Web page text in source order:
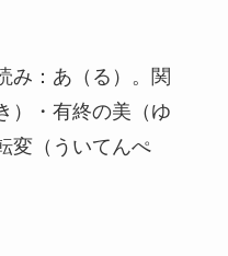
み：あ（る）。関
）・有終の美（ゆ
変（ういてんぺ